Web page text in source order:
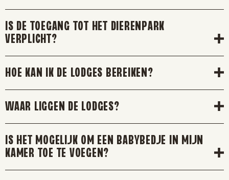
IS DE TOEGANG TOT HET DIERENPARK
VERPLICHT?
HOE KAN IK DE LODGES BEREIKEN?
WAAR LIGGEN DE LODGES?
IS HET MOGELIJK OM EEN BABYBEDJE IN MIJN
KAMER TOE TE VOEGEN?